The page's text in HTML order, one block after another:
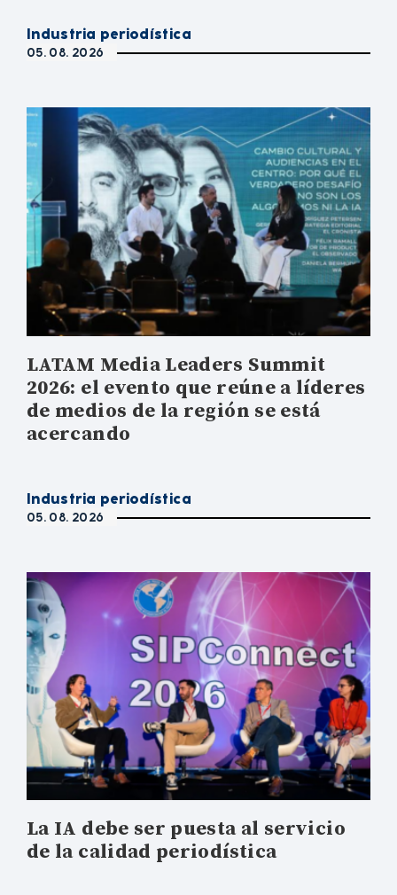
Industria periodística
05. 08. 2026
LATAM Media Leaders Summit
2026: el evento que reúne a líderes
de medios de la región se está
acercando
Industria periodística
05. 08. 2026
La IA debe ser puesta al servicio
de la calidad periodística